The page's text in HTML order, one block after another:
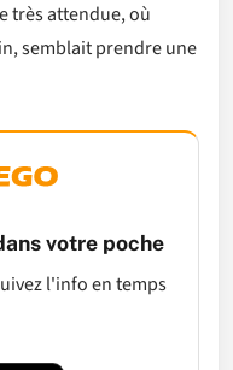
très attendue, où
semblait prendre une
votre poche
l'info en temps